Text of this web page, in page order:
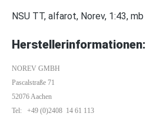
NSU TT, alfarot, Norev, 1:43, mb
Herstellerinformationen:
NOREV GMBH
Pascalstraße 71
52076 Aachen
Tel: +49 (0)2408 14 61 113